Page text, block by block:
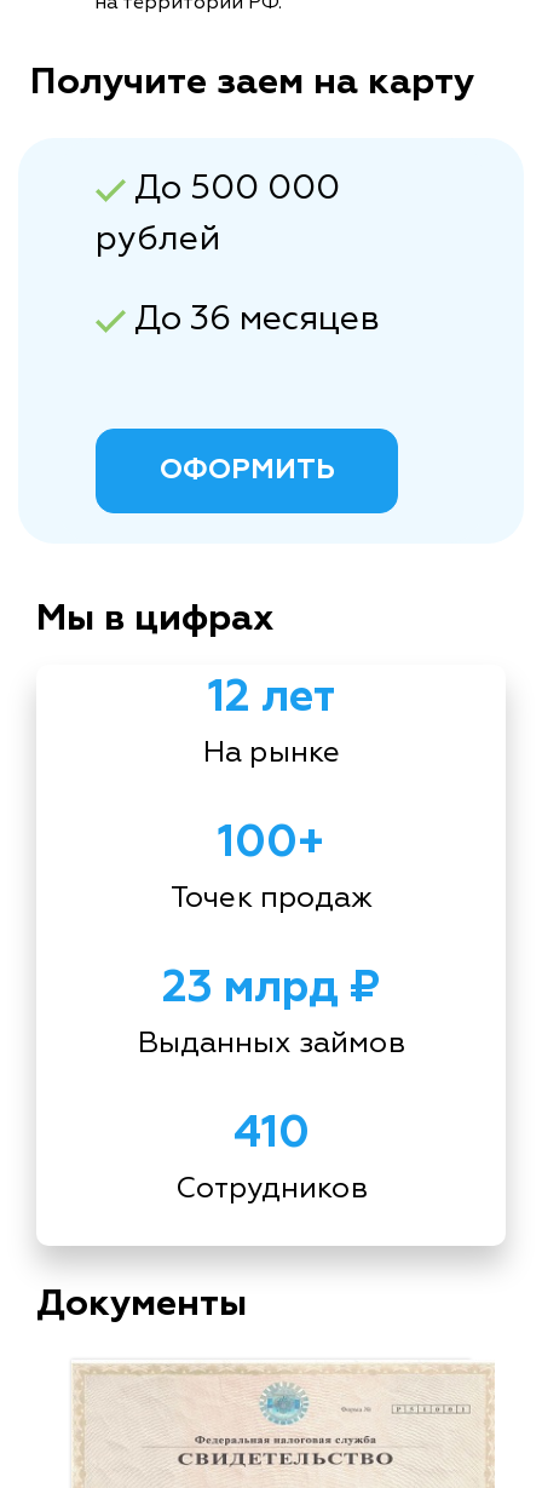
Получите заем на карту
До 500 000
рублей
До 36 месяцев
ОФОРМИТЬ
Мы в цифрах
12 лет
На рынке
100+
Точек продаж
23 млрд ₽
Выданных займов
410
Сотрудников
Документы